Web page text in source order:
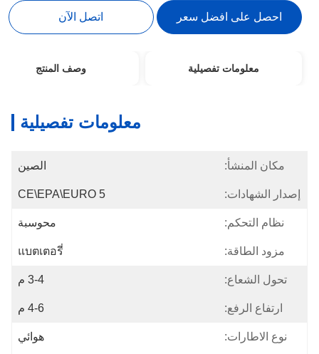
احصل على افضل سعر اتصل الآن
معلومات تفصيلية وصف المنتج
معلومات تفصيلية
مكان المنشأ: الصين
إصدار الشهادات: CE\EPA\EURO 5
نظام التحكم: محوسبة
مزود الطاقة: แบตเตอรี่
تحول الشعاع: 3-4 م
ارتفاع الرفع: 4-6 م
نوع الاطارات: هوائي